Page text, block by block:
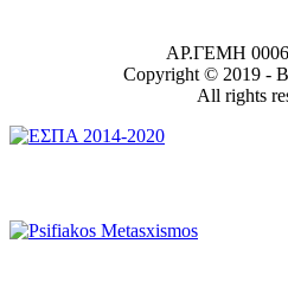
ΑΡ.ΓΕΜΗ
Copyright © 2019 -
All rights